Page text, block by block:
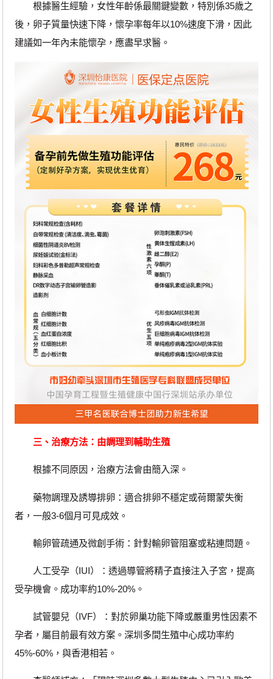
根據醫生經驗，女性年齡係最關鍵變數，特別係35歲之
後，卵子質量快速下降，懷孕率每年以10%速度下滑，因此
建議如一年內未能懷孕，應盡早求醫。
三、治療方法：由調理到輔助生殖
根據不同原因，治療方法會由簡入深。
藥物調理及誘導排卵：適合排卵不穩定或荷爾蒙失衡
者，一般3-6個月可見成效。
輸卵管疏通及微創手術：針對輸卵管阻塞或粘連問題。
人工受孕（IUI）：透過導管將精子直接注入子宮，提高
受孕機會。成功率約10%-20%。
試管嬰兒（IVF）：對於卵巢功能下降或嚴重男性因素不
孕者，屬目前最有效方案。深圳多間生殖中心成功率約
45%-60%，與香港相若。